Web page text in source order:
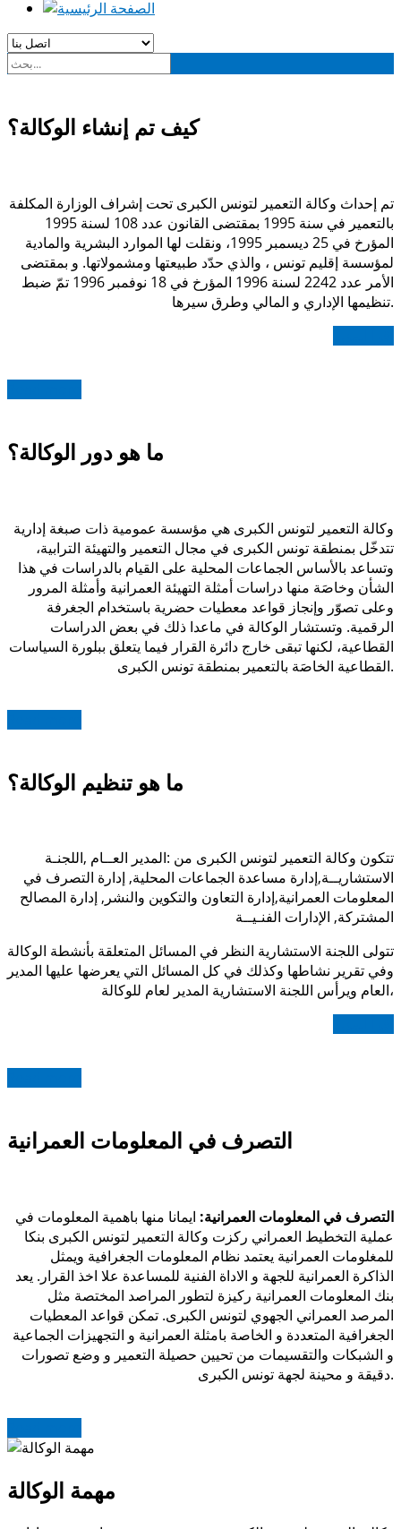
كيف تم إنشاء الوكالة؟
تم إحداث وكالة التعمير لتونس الكبرى تحت إشراف الوزارة المكلفة
بالتعمير في سنة 1995 بمقتضى القانون عدد 108 لسنة 1995
المؤرخ في 25 ديسمبر 1995، ونقلت لها الموارد البشرية والمادية
لمؤسسة إقليم تونس ، والذي حدّد طبيعتها ومشمولاتها. و بمقتضى
الأمر عدد 2242 لسنة 1996 المؤرخ في 18 نوفمبر 1996 تمّ ضبط
تنظيمها الإداري و المالي وطرق سيرها.
ما هو دور الوكالة؟
وكالة التعمير لتونس الكبرى هي مؤسسة عمومية ذات صبغة إدارية
تتدخّل بمنطقة تونس الكبرى في مجال التعمير والتهيئة الترابية،
وتساعد بالأساس الجماعات المحلية على القيام بالدراسات في هذا
الشأن وخاصَة منها دراسات أمثلة التهيئة العمرانية وأمثلة المرور
وعلى تصوّر وإنجاز قواعد معطيات حضرية باستخدام الجغرفة
الرقمية. وتستشار الوكالة في ماعدا ذلك في بعض الدراسات
القطاعية، لكنها تبقى خارج دائرة القرار فيما يتعلق ببلورة السياسات
القطاعية الخاصَة بالتعمير بمنطقة تونس الكبرى.
ما هو تنظيم الوكالة؟
تتكون وكالة التعمير لتونس الكبرى من :المدير العــام ,اللجنـة
الاستشاريــة,إدارة مساعدة الجماعات المحلية,إدارة التصرف في
المعلومات العمرانية,إدارة التعاون والتكوين والنشر, إدارة المصالح
المشتركة, الإدارات الفنـيــة
تتولى اللجنة الاستشارية النظر في المسائل المتعلقة بأنشطة الوكالة
وفي تقرير نشاطها وكذلك في كل المسائل التي يعرضها عليها المدير
العام ويرأس اللجنة الاستشارية المدير لعام للوكالة،
التصرف في المعلومات العمرانية
التصرف في المعلومات العمرانية: ايمانا منها باهمية المعلومات في
عملية التخطيط العمراني ركزت وكالة التعمير لتونس الكبرى بنكا
للمغلومات العمرانية يعتمد نظام المعلومات الجغرافية ويمثل
الذاكرة العمرانية للجهة و الاداة الفنية للمساعدة علا اخذ القرار. يعد
بنك المعلومات العمرانية ركيزة لتطور المراصد المختصة مثل
المرصد العمراني الجهوي لتونس الكبرى. تمكن قواعد المعطيات
الجغرافية المتعددة و الخاصة بامثلة العمرانية و التجهيزات الجماعية
و الشبكات والتقسيمات من تحيين حصيلة التعمير و وضع تصورات
دقيقة و محينة لجهة تونس الكبرى.
مهمة الوكالة